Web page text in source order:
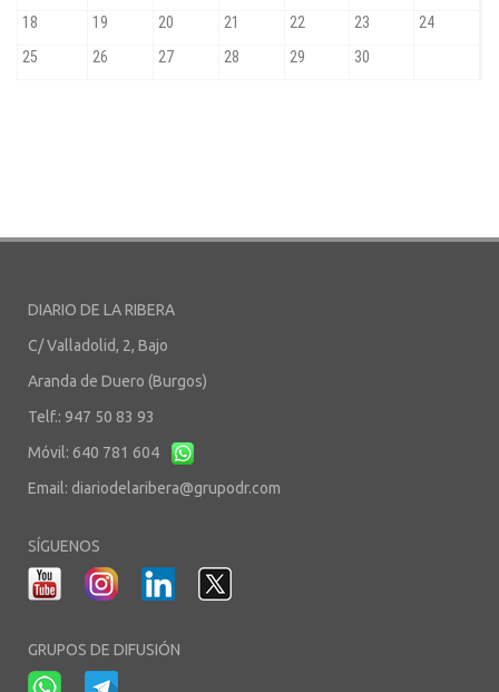
DIARIO DE LA RIBERA
C/ Valladolid, 2, Bajo
Aranda de Duero (Burgos)
Telf.: 947 50 83 93
Móvil: 640 781 604
Email: diariodelaribera@grupodr.com
SÍGUENOS
GRUPOS DE DIFUSIÓN